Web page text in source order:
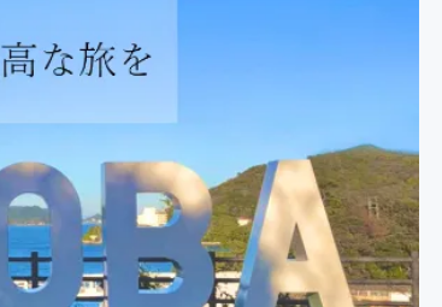
書籍・雑誌出版
ビュー
CAMPFIRE for Social Good
CAMPFIRE